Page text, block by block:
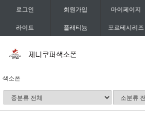
로그인 회원가입 마이페이지
라이트 플래티늄 포르테시리즈
색소폰